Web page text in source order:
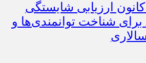
ارزیابی شایستگی
برای شناخت توانمندی‌ها و